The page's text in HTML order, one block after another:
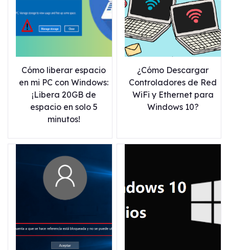
Cómo liberar espacio
en mi PC con Windows:
¡Libera 20GB de
espacio en solo 5
minutos!
¿Cómo Descargar
Controladores de Red
WiFi y Ethernet para
Windows 10?